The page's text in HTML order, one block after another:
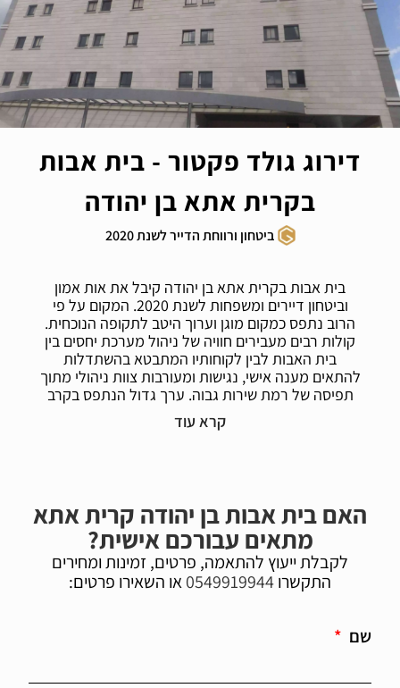
דירוג גולד פקטור - בית אבות
בקרית אתא בן יהודה
ביטחון ורווחת הדייר לשנת 2020
בית אבות בקרית אתא בן יהודה קיבל את אות אמון
וביטחון דיירים ומשפחות לשנת 2020. המקום על פי
הרוב נתפס כמקום מוגן וערוך היטב לתקופה הנוכחית.
קולות רבים מעבירים חוויה של ניהול מערכת יחסים בין
בית האבות לבין לקוחותיו המתבטא בהשתדלות
להתאים מענה אישי, נגישות ומעורבות צוות ניהולי מתוך
תפיסה של רמת שירות גבוה. ערך גדול הנתפס בקרב
המשפחות המקום נפס כמקום חזק ארגונית, יוקרתי
מכיל 6 מחלקות וכ- 200 מיטות. בית האבות בקרית
אתא נמצא במיקום המרכזי ביותר של העיר. הבית
ממוקם מול מרפאת לב הקריה, בסמיכות לצומת קריית
ביאליק, ובקרבה נוחה לקניון עזריאלי החדש. ישנו לובי
כניסה אלגנטי וטרקלינים קומתיים מעוצבים לנוחות
ממוזגים ומצוידים במעליות חדישות. חדרי הדיירים
מודרנית ומקצועית, אולמות ריפוי בעיסוק.
האם בית אבות בן יהודה קרית אתא
מתאים עבורכם אישית?
לקבלת ייעוץ להתאמה, פרטים, זמינות ומחירים
התקשרו0549919944או השאירו פרטים:
שם